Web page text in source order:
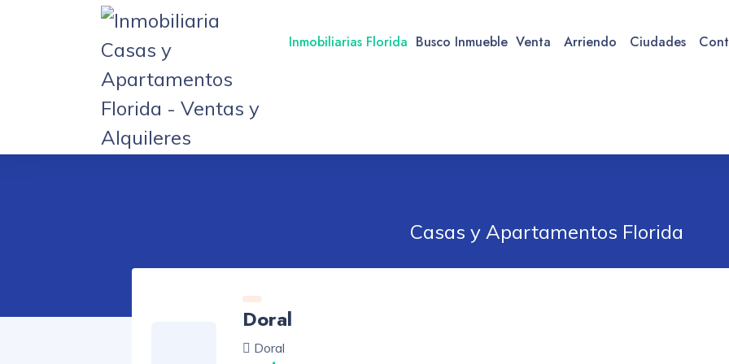
Inmobiliarias Florida Busco Inmueble Venta Arriendo Ciudades
Casas y Apartamentos Florida
Doral
Doral